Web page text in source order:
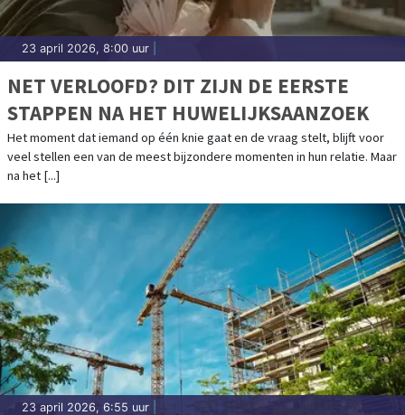
23 april 2026, 8:00 uur
NET VERLOOFD? DIT ZIJN DE EERSTE
STAPPEN NA HET HUWELIJKSAANZOEK
Het moment dat iemand op één knie gaat en de vraag stelt, blijft voor
veel stellen een van de meest bijzondere momenten in hun relatie. Maar
na het [...]
23 april 2026, 6:55 uur